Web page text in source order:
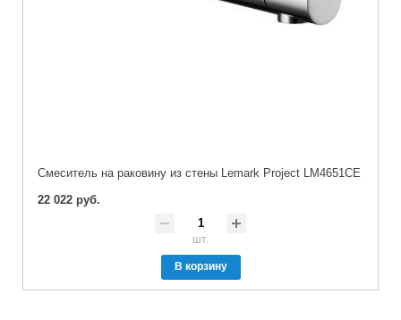
Cмеситель на раковину из стены Lemark Project LM4651CE
22 022 руб.
шт.
В корзину